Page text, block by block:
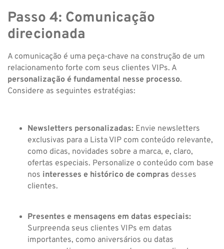
Passo 4: Comunicação
direcionada
A comunicação é uma peça-chave na construção de um
relacionamento forte com seus clientes VIPs. A
personalização é fundamental nesse processo.
Considere as seguintes estratégias:
Newsletters personalizadas: Envie newsletters
exclusivas para a Lista VIP com conteúdo relevante,
como dicas, novidades sobre a marca, e, claro,
ofertas especiais. Personalize o conteúdo com base
nos interesses e histórico de compras desses
clientes.
Presentes e mensagens em datas especiais:
Surpreenda seus clientes VIPs em datas
importantes, como aniversários ou datas